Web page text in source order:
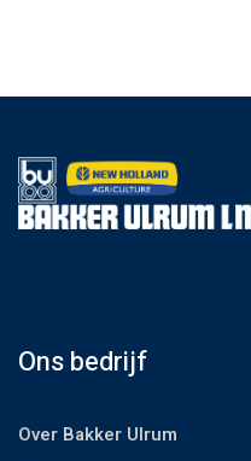
Ons bedrijf
Over Bakker Ulrum